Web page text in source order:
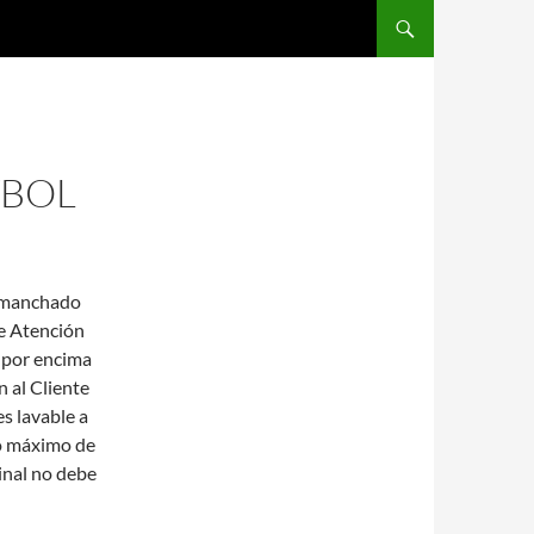
Atención
encima
al Cliente
lavable a
máximo de
no debe